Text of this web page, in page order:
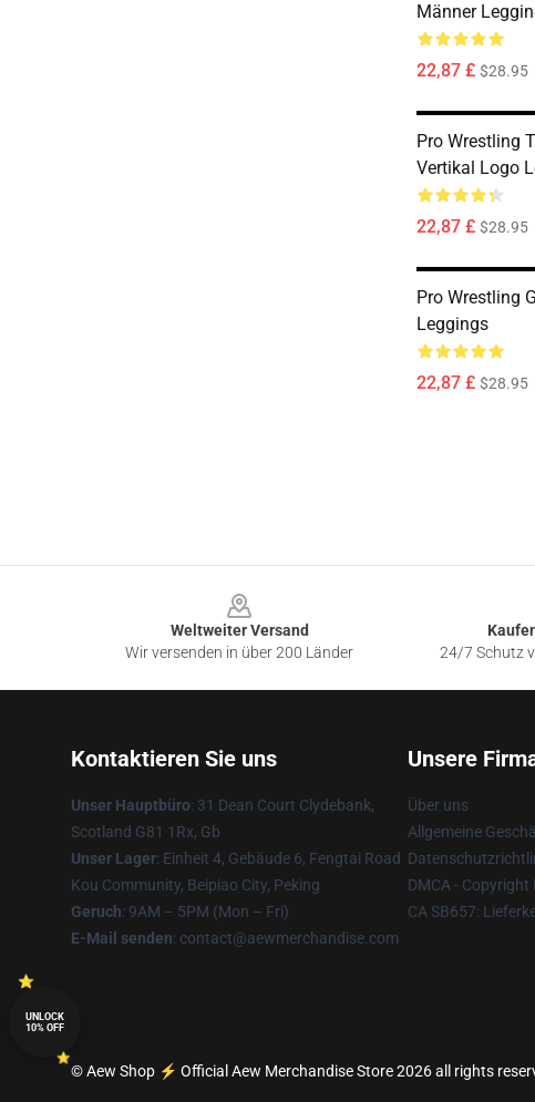
Männer
22,87 £ $28.95
Pro Wrestling
Vertikal Logo
22,87 £ $28.95
Pro Wrestling
Leggings
22,87 £ $28.95
Weltweiter Versand
Wir versenden in über 200 Länder
24/7 Schutz
Kontaktieren Sie uns
Unser Hauptbüro: 31 Dean Court Clydebank,
Scotland G81 1Rx, Gb
Unser Lager: Einheit 4, Gebäude 6, Fengtai Road
Kou Community, Beipiao City, Peking
Geruch: 9AM – 5PM (Mon – Fri)
E-Mail senden: contact@aewmerchandise.com
Unsere
Über uns
Allgemeine
DMCA - Copyright
CA SB657:
© Aew Shop ⚡️ Official Aew Merchandise Store 2026 all rights
UNLOCK
10% OFF